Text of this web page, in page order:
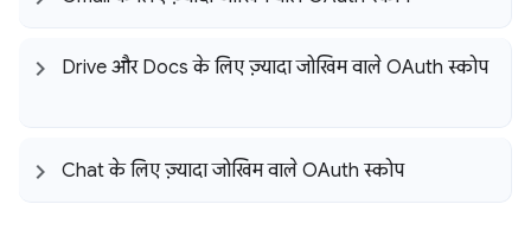
Drive और Docs के लिए ज़्यादा जोखिम वाले OAuth स्कोप
Chat के लिए ज़्यादा जोखिम वाले OAuth स्कोप